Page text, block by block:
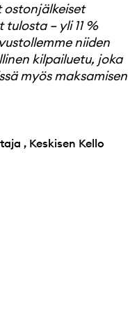
– yli 11 %
niiden
kilpailuetu, joka
myös maksamisen
, Keskisen Kello